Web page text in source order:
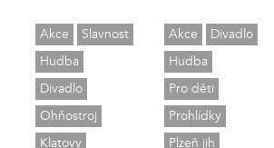
Akce
Slavnost
Hudba
Divadlo
Ohňostroj
Klatovy
Akce
Divadlo
Hudba
Pro děti
Prohlídky
Plzeň jih